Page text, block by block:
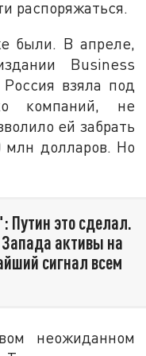
распоряжаться.
были. В апреле,
Business
взяла под
компаний, не
ей забрать
долларов. Но
Путин это сделал.
активы на
сигнал всем
неожиданном